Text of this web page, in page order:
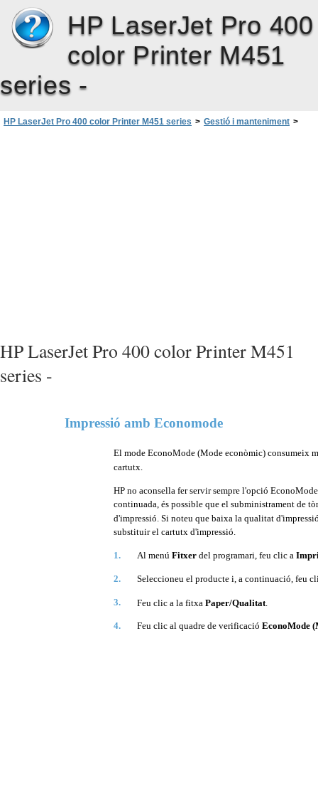
HP LaserJet Pro 400
color Printer M451
series -
HP LaserJet Pro 400 color Printer M451 series > Gestió i manteniment >
HP LaserJet Pro 400 color Printer M451
series -
Impressió amb Economode
El mode EconoMode (Mode econòmic) consumeix
cartutx.
HP no aconsella fer servir sempre l'opció
continuada, és possible que el subministrament de
d'impressió. Si noteu que baixa la qualitat
substituir el cartutx d'impressió.
1. Al menú Fitxer del programari, feu clic a
2. Seleccioneu el producte i, a continuació, feu
3. Feu clic a la fitxa Paper/Qualitat.
4. Feu clic al quadre de verificació EconoMode